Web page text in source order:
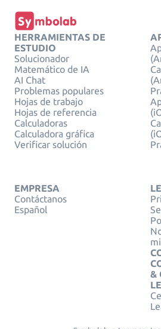
HERRAMIENTAS DE
ESTUDIO
Solucionador
Matemático de IA
AI Chat
Problemas populares
Hojas de trabajo
Hojas de referencia
Calculadoras
Calculadora gráfica
Verificar solución
EMPRESA
Contáctanos
Español
&